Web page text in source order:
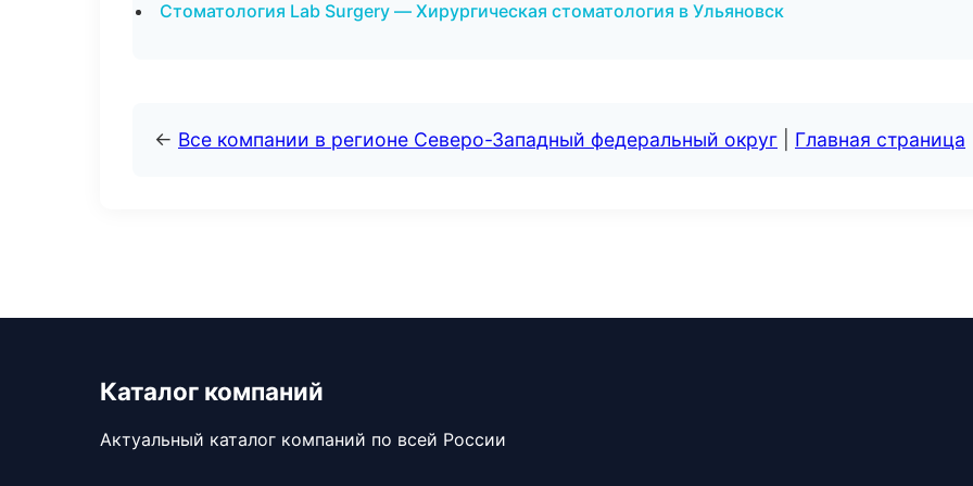
Стоматология Lab Surgery — Хирургическая стоматология в Ульяновск
← Все компании в регионе Северо-Западный федеральный округ Главная страница
Каталог компаний
Актуальный каталог компаний по всей России